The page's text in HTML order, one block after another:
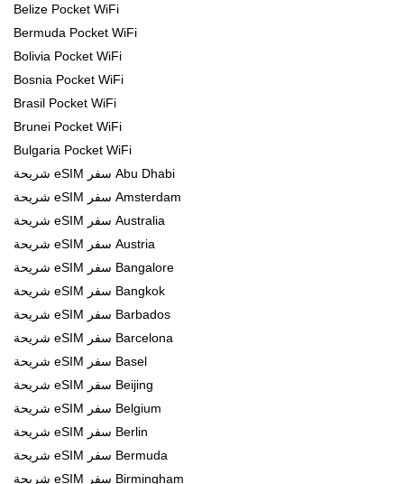
Belize Pocket WiFi
Bermuda Pocket WiFi
Bolivia Pocket WiFi
Bosnia Pocket WiFi
Brasil Pocket WiFi
Brunei Pocket WiFi
Bulgaria Pocket WiFi
شريحة eSIM سفر Abu Dhabi
شريحة eSIM سفر Amsterdam
شريحة eSIM سفر Australia
شريحة eSIM سفر Austria
شريحة eSIM سفر Bangalore
شريحة eSIM سفر Bangkok
شريحة eSIM سفر Barbados
شريحة eSIM سفر Barcelona
شريحة eSIM سفر Basel
شريحة eSIM سفر Beijing
شريحة eSIM سفر Belgium
شريحة eSIM سفر Berlin
شريحة eSIM سفر Bermuda
شريحة eSIM سفر Birmingham